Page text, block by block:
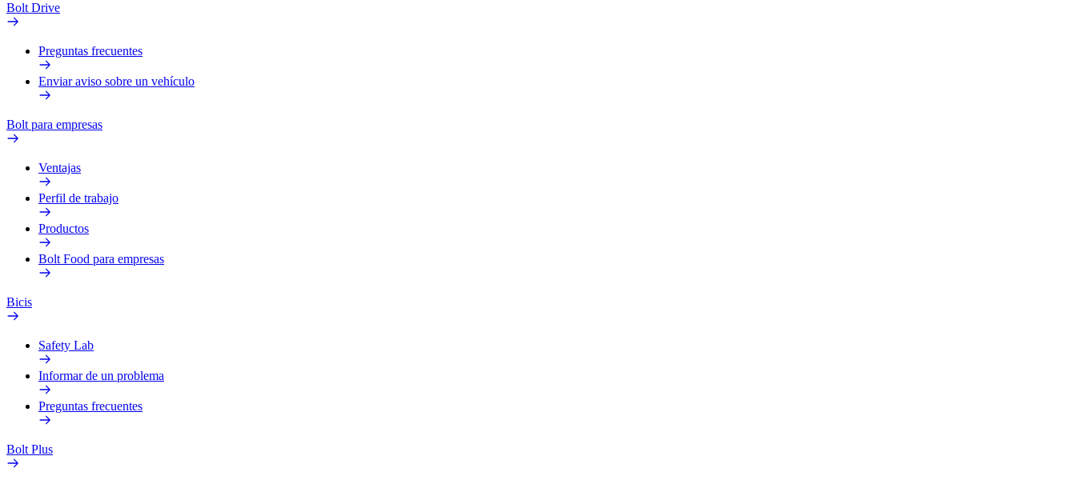
Bolt Drive
Preguntas frecuentes
Enviar aviso sobre un vehículo
Bolt para empresas
Ventajas
Perfil de trabajo
Productos
Bolt Food para empresas
Bicis
Safety Lab
Informar de un problema
Preguntas frecuentes
Bolt Plus